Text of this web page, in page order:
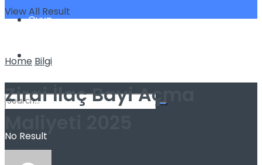
Oyun
Yatırım
No Result
View All Result
Home Bilgi
Zirai İlaç Bayi Açma